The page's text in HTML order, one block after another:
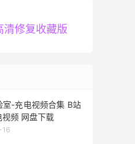
清修复收藏版
室-充电视频合集 B站
视频 网盘下载